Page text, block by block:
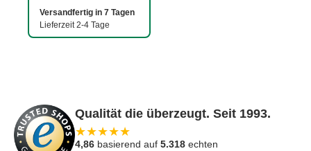
Versandfertig in 7 Tagen
Lieferzeit 2-4 Tage
Qualität die überzeugt. Seit 1993.
★★★★★
4,86 basierend auf 5.318 echten